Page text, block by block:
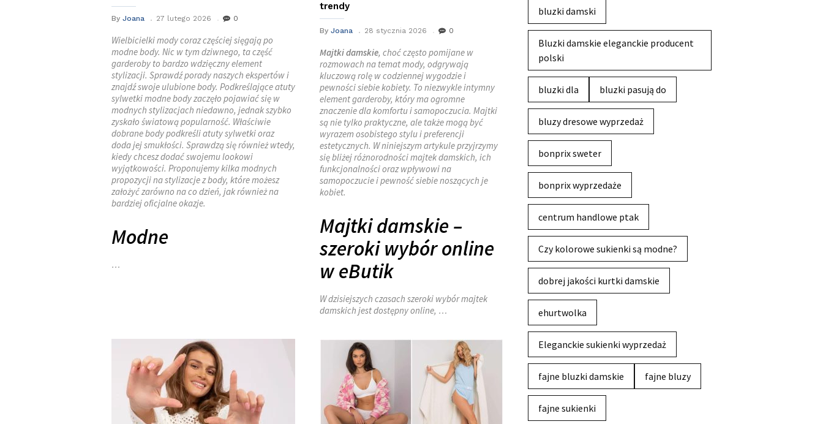
By Joana 27 lutego 2026 0
Wielbicielki mody coraz częściej sięgają po
modne body. Nic w tym dziwnego, ta część
garderoby to bardzo wdzięczny element
stylizacji. Sprawdź porady naszych ekspertów i
znajdź swoje ulubione body. Podkreślające atuty
sylwetki modne body zaczęło pojawiać się w
modnych stylizacjach niedawno, jednak szybko
zyskało światową popularność. Właściwie
dobrane body podkreśli atuty sylwetki oraz
doda jej smukłości. Sprawdzą się również wtedy,
kiedy chcesz dodać swojemu lookowi
wyjątkowości. Proponujemy kilka modnych
propozycji na stylizacje z body, które możesz
założyć zarówno na co dzień, jak również na
bardziej oficjalne okazje.
Modne
…
trendy
By Joana 28 stycznia 2026 0
Majtki damskie, choć często pomijane w
rozmowach na temat mody, odgrywają
kluczową rolę w codziennej wygodzie i
pewności siebie kobiety. To niezwykle intymny
element garderoby, który ma ogromne
znaczenie dla komfortu i samopoczucia. Majtki
są nie tylko praktyczne, ale także mogą być
wyrazem osobistego stylu i preferencji
estetycznych. W niniejszym artykule przyjrzymy
się bliżej różnorodności majtek damskich, ich
funkcjonalności oraz wpływowi na
samopoczucie i pewność siebie noszących je
kobiet.
Majtki damskie –
szeroki wybór online
w eButik
W dzisiejszych czasach szeroki wybór majtek
damskich jest dostępny online, …
bluzki damski
Bluzki damskie eleganckie producent
polski
bluzki dla bluzki pasują do
bluzy dresowe wyprzedaż
bonprix sweter
bonprix wyprzedaże
centrum handlowe ptak
Czy kolorowe sukienki są modne?
dobrej jakości kurtki damskie
ehurtwolka
Eleganckie sukienki wyprzedaż
fajne bluzki damskie fajne bluzy
fajne sukienki